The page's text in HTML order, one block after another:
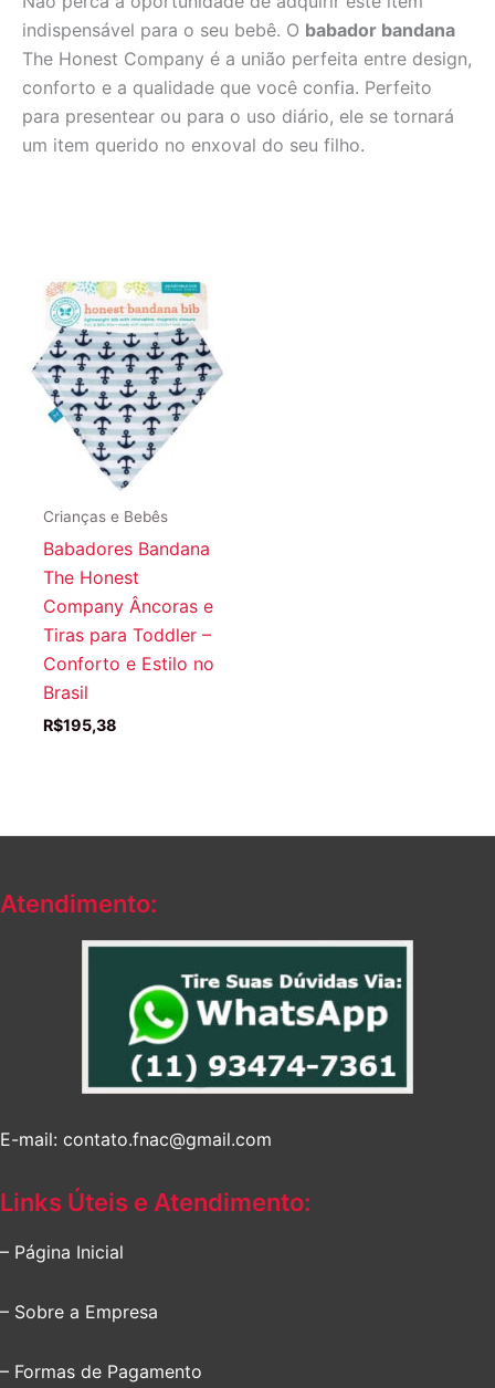
indispensável para o seu bebê. O babador bandana
The Honest Company é a união perfeita entre design,
conforto e a qualidade que você confia. Perfeito
para presentear ou para o uso diário, ele se tornará
um item querido no enxoval do seu filho.
Crianças e Bebês
Babadores Bandana
The Honest
Company Âncoras e
Tiras para Toddler –
Conforto e Estilo no
Brasil
R$195,38
Atendimento:
E-mail: contato.fnac@gmail.com
Links Úteis e Atendimento:
– Página Inicial
– Sobre a Empresa
– Formas de Pagamento